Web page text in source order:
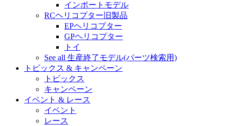
インポートモデル
RCヘリコプター旧製品
EPヘリコプター
GPヘリコプター
トイ
See all 生産終了モデル(パーツ検索用)
トピックス & キャンペーン
トピックス
キャンペーン
イベント & レース
イベント
レース